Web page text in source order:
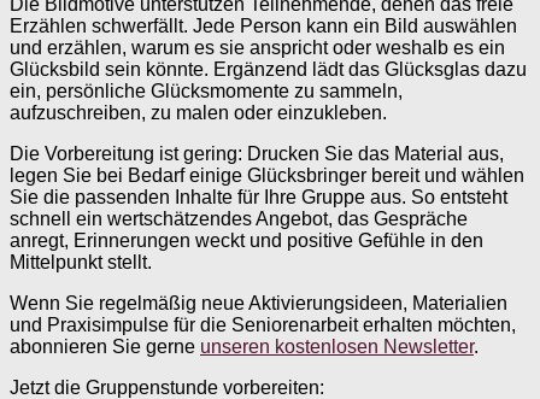
Erzählen schwerfällt. Jede Person kann ein Bild auswählen
und erzählen, warum es sie anspricht oder weshalb es ein
Glücksbild sein könnte. Ergänzend lädt das Glücksglas dazu
ein, persönliche Glücksmomente zu sammeln,
aufzuschreiben, zu malen oder einzukleben.
Die Vorbereitung ist gering: Drucken Sie das Material aus,
legen Sie bei Bedarf einige Glücksbringer bereit und wählen
Sie die passenden Inhalte für Ihre Gruppe aus. So entsteht
schnell ein wertschätzendes Angebot, das Gespräche
anregt, Erinnerungen weckt und positive Gefühle in den
Mittelpunkt stellt.
Wenn Sie regelmäßig neue Aktivierungsideen, Materialien
und Praxisimpulse für die Seniorenarbeit erhalten möchten,
abonnieren Sie gerne unseren kostenlosen Newsletter.
Jetzt die Gruppenstunde vorbereiten: